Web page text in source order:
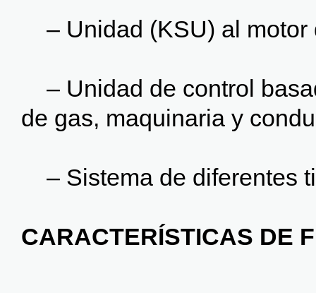
– Unidad (KSU) al motor
– Unidad de control
de gas, maquinaria y
– Sistema de diferentes
CARACTERÍSTICAS DE